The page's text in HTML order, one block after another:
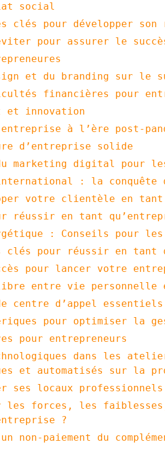
social
clés pour développer son
pour assurer le
et du branding sur le
financières pour
et innovation
à l’ère post-
d’entreprise solide
marketing digital pour
international : la conquête
votre clientèle en tant
réussir en tant
: Conseils pour les
clés pour réussir en tant
pour lancer votre
entre vie personnelle
centre d’appel
pour optimiser la
pour entrepreneurs
dans les
et automatisés sur la
ses locaux
les forces, les
?
non-paiement du